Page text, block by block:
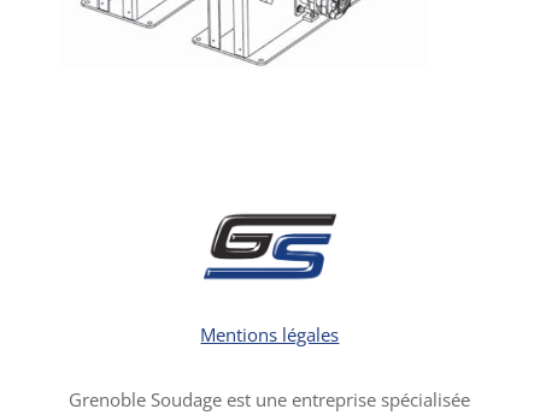
Mentions légales
Grenoble Soudage est une entreprise spécialisée